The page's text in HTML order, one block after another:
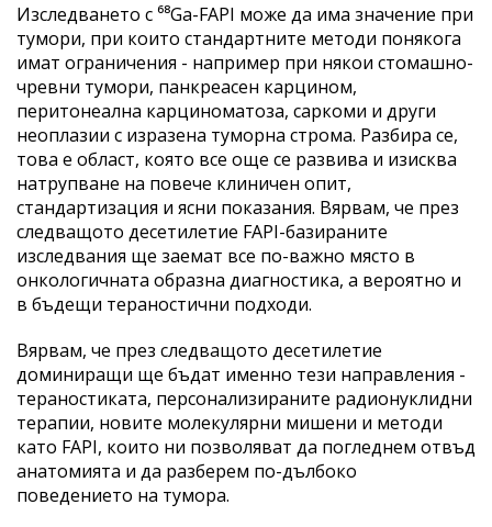
Изследването с ⁶⁸Ga-FAPI може да има значение при
тумори, при които стандартните методи понякога
имат ограничения - например при някои стомашно-
чревни тумори, панкреасен карцином,
перитонеална карциноматоза, саркоми и други
неоплазии с изразена туморна строма. Разбира се,
това е област, която все още се развива и изисква
натрупване на повече клиничен опит,
стандартизация и ясни показания. Вярвам, че през
следващото десетилетие FAPI-базираните
изследвания ще заемат все по-важно място в
онкологичната образна диагностика, а вероятно и
в бъдещи тераностични подходи.
Вярвам, че през следващото десетилетие
доминиращи ще бъдат именно тези направления -
тераностиката, персонализираните радионуклидни
терапии, новите молекулярни мишени и методи
като FAPI, които ни позволяват да погледнем отвъд
анатомията и да разберем по-дълбоко
поведението на тумора.